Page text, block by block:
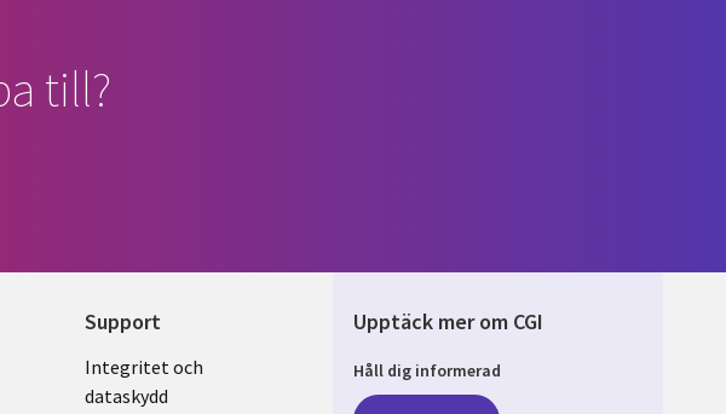
till?
Support
Legal
Integritet och
dataskydd
Upptäck mer om CGI
Håll dig informerad